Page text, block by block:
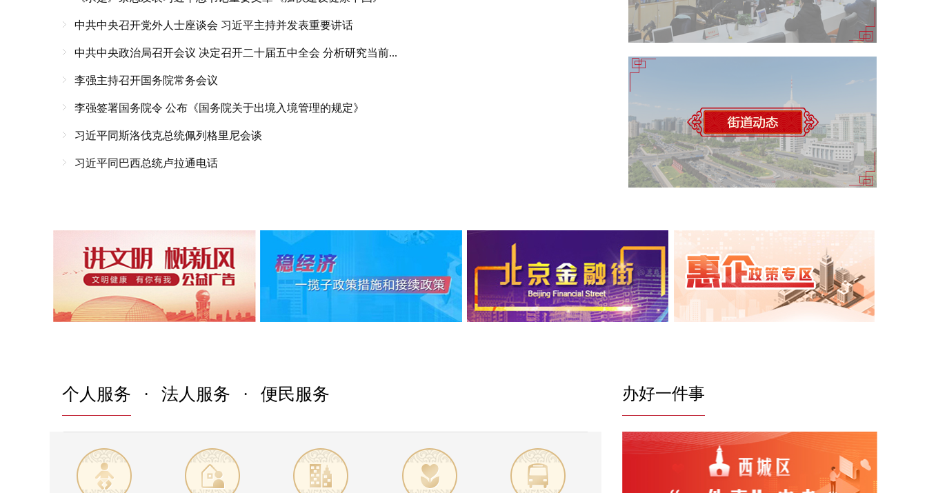
中共中央召开党外人士座谈会 习近平主持并发表重要讲话
中共中央政治局召开会议 决定召开二十届五中全会 分析研究当前...
李强主持召开国务院常务会议
李强签署国务院令 公布《国务院关于出境入境管理的规定》
习近平同斯洛伐克总统佩列格里尼会谈
习近平同巴西总统卢拉通电话
个人服务 · 法人服务 · 便民服务 办好一件事